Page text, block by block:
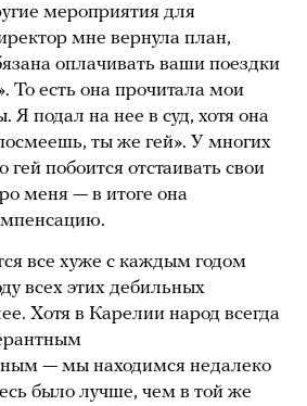
мероприятия для
мне вернула план,
оплачивать ваши поездки
есть она прочитала мои
Я подал на нее в суд, хотя она
ты же гей». У многих
гей побоится отстаивать свои
меня — в итоге она
все хуже с каждым годом
всех этих дебильных
Хотя в Карелии народ всегда
— мы находимся недалеко
было лучше, чем в той же